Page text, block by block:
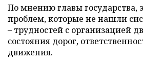
По мнению главы государства,
проблем, которые не нашли
– трудностей с организацией
состояния дорог,
движения.